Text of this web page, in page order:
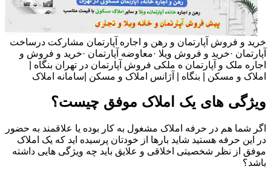
خرید و فروش آپارتمان و رهن و اجاره آپارتمان مشارکت درساخت
آپارتمان ·خرید و فروش ویلا ·معاوضه آپارتمان ·خرید و فروش و
اجاره ملک و آپارتمان ه ملکی فروش آپارتمان در تهران بنگاه |
املاک و مسکن | بنگاه | آژانس املاک و مسکن |سامانه املاک
ویژگی های یک املاک موفق چیست؟
اگر شما هم در حرفه املاک مشغول به کار بوده یا علاقمند به حضور
در این حرفه هستید شاید بارها از خودتان پرسیده اید که یک املاک
موفق از نظر شخصیتی اخلاقی و علایق باید چه ویژگی هایی داشته
باشد؟